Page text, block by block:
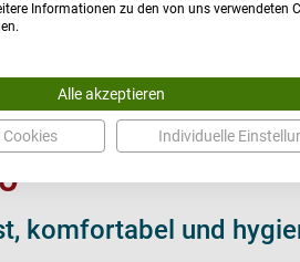
komfortabel und
Informationen zu den von uns verwendeten
Alle akzeptieren
Cookies Individuelle